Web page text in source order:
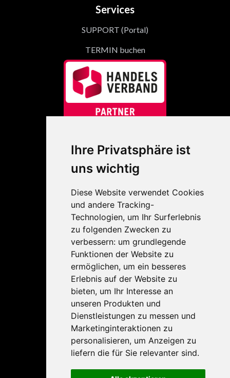
Ihre Privatsphäre ist
uns wichtig
Diese Website verwendet Cookies
und andere Tracking-
Technologien, um Ihr Surferlebnis
zu folgenden Zwecken zu
verbessern: um grundlegende
Funktionen der Website zu
ermöglichen, um ein besseres
Erlebnis auf der Website zu
bieten, um Ihr Interesse an
unseren Produkten und
Dienstleistungen zu messen und
Marketinginteraktionen zu
personalisieren, um Anzeigen zu
liefern die für Sie relevanter sind.
Services
SUPPORT (Portal)
TERMIN buchen
Links
Das Unternehmen
Kontakt
Impressum, AGB & Datenschutz
Produkte
ManageEngine
ESET
Altaro
lywand Software